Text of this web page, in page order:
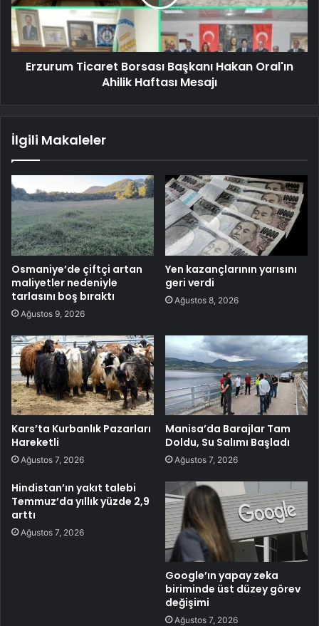
Erzurum Ticaret Borsası Başkanı Hakan Oral'ın
Ahilik Haftası Mesajı
İlgili Makaleler
Osmaniye’de çiftçi artan
maliyetler nedeniyle
tarlasını boş bıraktı
Ağustos 9, 2026
Yen kazançlarının yarısını
geri verdi
Ağustos 8, 2026
Kars’ta Kurbanlık Pazarları
Hareketli
Ağustos 7, 2026
Manisa’da Barajlar Tam
Doldu, Su Salımı Başladı
Ağustos 7, 2026
Hindistan’ın yakıt talebi
Temmuz’da yıllık yüzde 2,9
arttı
Ağustos 7, 2026
Google’ın yapay zeka
biriminde üst düzey görev
değişimi
Ağustos 7, 2026